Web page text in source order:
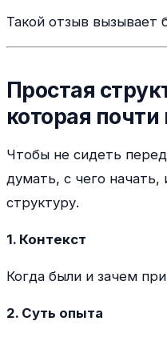
Такой отзыв вызывает
Простая
которая почти
Чтобы не сидеть
думать, с чего начать,
структуру.
1. Контекст
Когда были и зачем
2. Суть опыта